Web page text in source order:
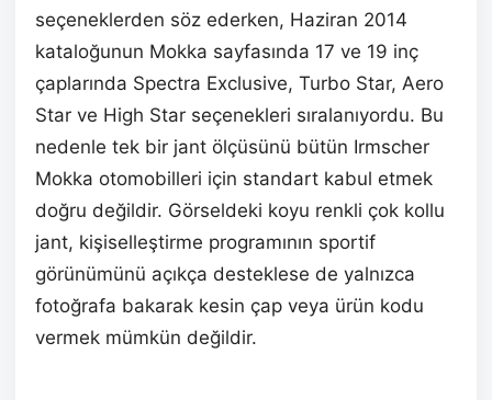
seçeneklerden söz ederken, Haziran 2014
kataloğunun Mokka sayfasında 17 ve 19 inç
çaplarında Spectra Exclusive, Turbo Star, Aero
Star ve High Star seçenekleri sıralanıyordu. Bu
nedenle tek bir jant ölçüsünü bütün Irmscher
Mokka otomobilleri için standart kabul etmek
doğru değildir. Görseldeki koyu renkli çok kollu
jant, kişiselleştirme programının sportif
görünümünü açıkça desteklese de yalnızca
fotoğrafa bakarak kesin çap veya ürün kodu
vermek mümkün değildir.